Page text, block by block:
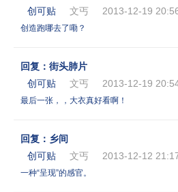
创可贴
文丐 2013-12-19
创造跑哪去了嘞？
回复：街头肺片
创可贴
文丐 2013-12-19
最后一张，，大衣真好看啊！
回复：乡间
创可贴
文丐 2013-12-12
一种“呈现”的感官。